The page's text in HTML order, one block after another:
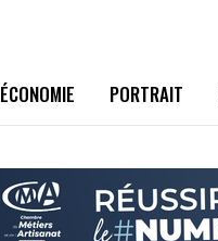
ÉCONOMIE PORTRAIT